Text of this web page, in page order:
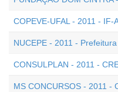
COPEVE-UFAL - 2011 - IF-
NUCEPE - 2011 -
CONSULPLAN - 2011 -
MS CONCURSOS - 2011 -